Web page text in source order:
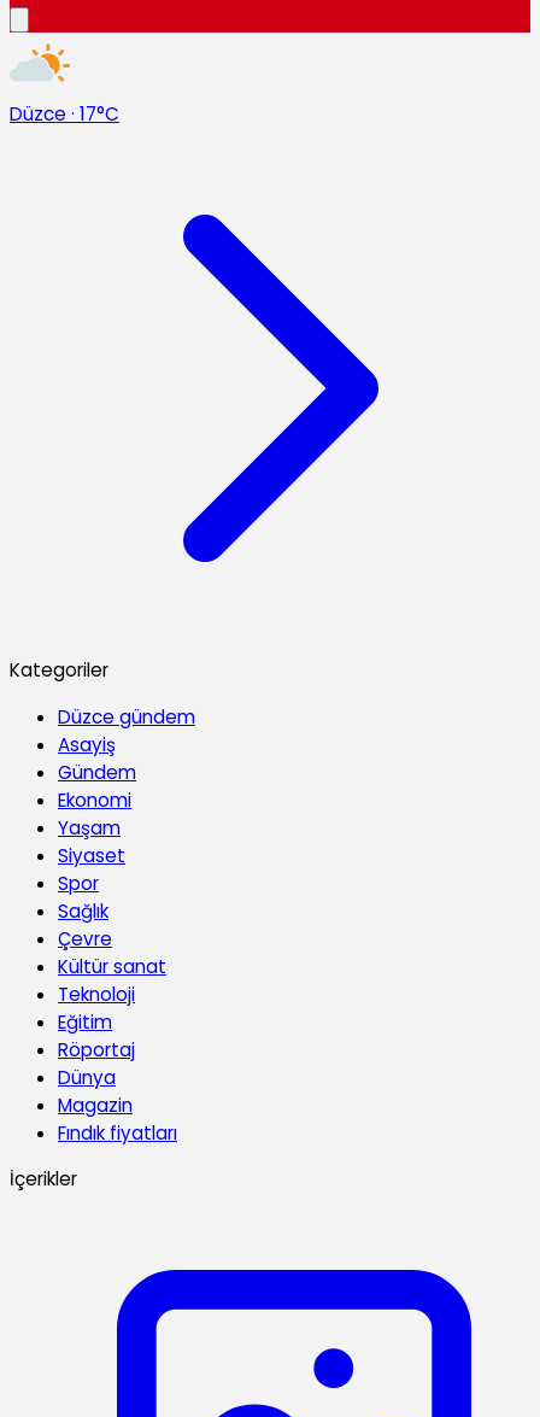
Düzce · 17°C
Kategoriler
Düzce gündem
Asayiş
Gündem
Ekonomi
Yaşam
Siyaset
Spor
Sağlık
Çevre
Kültür sanat
Teknoloji
Eğitim
Röportaj
Dünya
Magazin
Fındık fiyatları
İçerikler